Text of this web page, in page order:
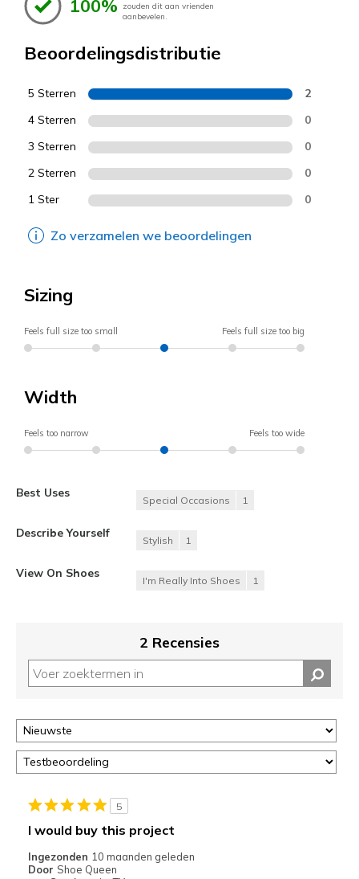
100%
zouden dit aan vrienden
aanbevelen.
Beoordelingsdistributie
5 Sterren 2
4 Sterren 0
3 Sterren 0
2 Sterren 0
1 Ster 0
Zo verzamelen we beoordelingen
Sizing
Feels full size too small Feels full size too big
Width
Feels too narrow Feels too wide
Best Uses
Special Occasions 1
Describe Yourself
Stylish 1
View On Shoes
I'm Really Into Shoes 1
2 Recensies
5
I would buy this project
Ingezonden 10 maanden geleden
Door Shoe Queen